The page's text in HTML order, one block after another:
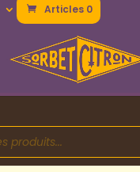
Articles 0